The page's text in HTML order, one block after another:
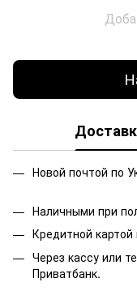
Новой почтой по
Наличными при
Кредитной картой
Через кассу или
Приватбанк.